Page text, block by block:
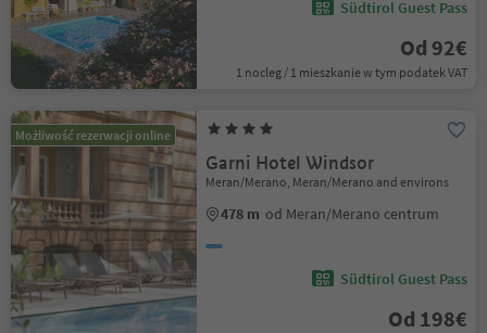
Südtirol Guest Pass
Od 92€
1 nocleg / 1 mieszkanie w tym podatek VAT
Możliwość rezerwacji online
Garni Hotel Windsor
Meran/Merano, Meran/Merano and environs
478 m od Meran/Merano centrum
Südtirol Guest Pass
Od 198€